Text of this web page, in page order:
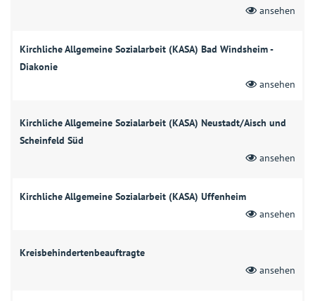
ansehen
Kirchliche Allgemeine Sozialarbeit (KASA) Bad Windsheim -
Diakonie
ansehen
Kirchliche Allgemeine Sozialarbeit (KASA) Neustadt/Aisch und
Scheinfeld Süd
ansehen
Kirchliche Allgemeine Sozialarbeit (KASA) Uffenheim
ansehen
Kreisbehindertenbeauftragte
ansehen